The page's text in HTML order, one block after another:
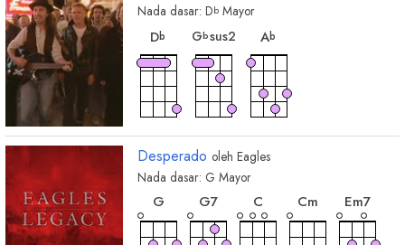
Nada dasar: Db Mayor
Db
chord
Gbsus2
chord
Ab
Desperado oleh Eagles
Nada dasar: G Mayor
G
chord
G7
chord
C
Cm
Em7